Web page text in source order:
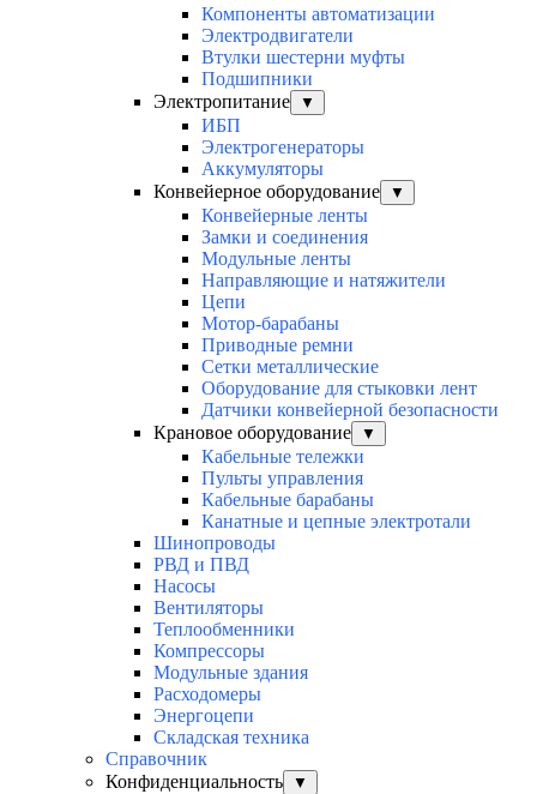
Компоненты автоматизации
Электродвигатели
Втулки шестерни муфты
Подшипники
Электропитание
▼
ИБП
Электрогенераторы
Аккумуляторы
Конвейерное оборудование
▼
Конвейерные ленты
Замки и соединения
Модульные ленты
Направляющие и натяжители
Цепи
Мотор-барабаны
Приводные ремни
Сетки металлические
Оборудование для стыковки лент
Датчики конвейерной безопасности
Крановое оборудование
▼
Кабельные тележки
Пульты управления
Кабельные барабаны
Канатные и цепные электротали
Шинопроводы
РВД и ПВД
Насосы
Вентиляторы
Теплообменники
Компрессоры
Модульные здания
Расходомеры
Энергоцепи
Складская техника
Справочник
Конфиденциальность
▼